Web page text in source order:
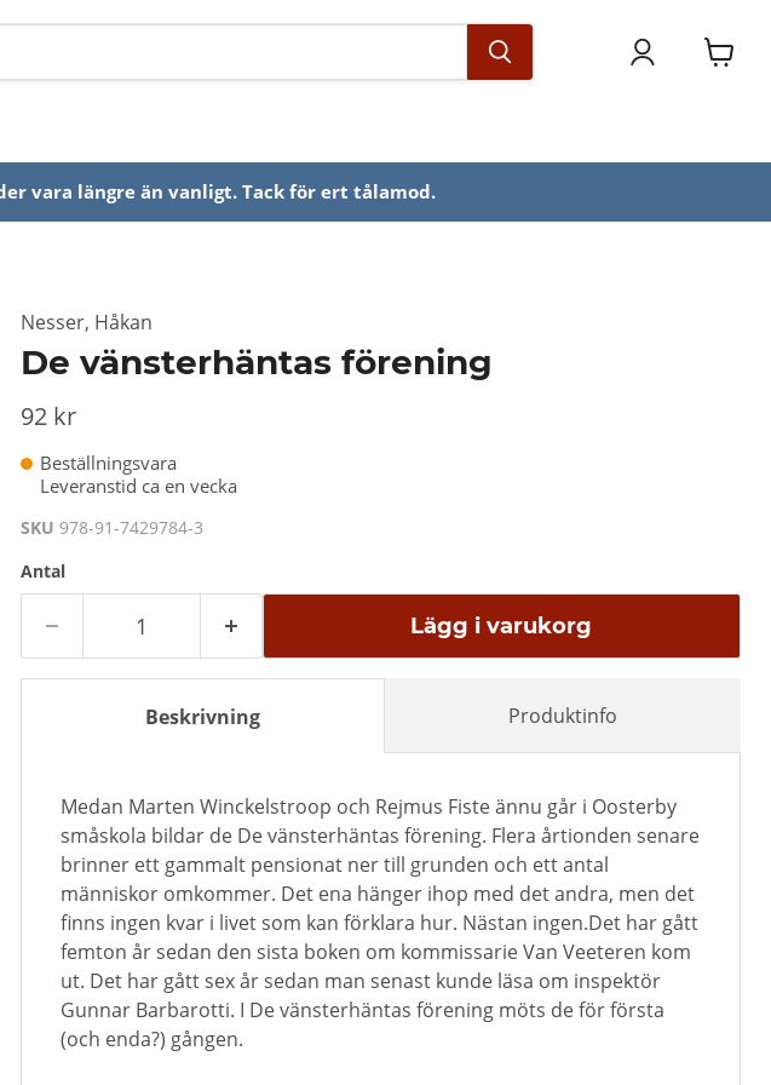
vara längre än vanligt. Tack för ert tålamod.
Nesser, Håkan
De vänsterhäntas förening
92 kr
Beställningsvara
Leveranstid ca en vecka
SKU 978-91-7429784-3
Antal
Lägg i varukorg
Beskrivning
Medan Marten Winckelstroop och Rejmus Fiste ännu går i Oosterby
småskola bildar de De vänsterhäntas förening. Flera årtionden senare
brinner ett gammalt pensionat ner till grunden och ett antal
människor omkommer. Det ena hänger ihop med det andra, men det
finns ingen kvar i livet som kan förklara hur. Nästan ingen.Det har gått
femton år sedan den sista boken om kommissarie Van Veeteren kom
ut. Det har gått sex år sedan man senast kunde läsa om inspektör
Gunnar Barbarotti. I De vänsterhäntas förening möts de för första
(och enda?) gången.
Produktinfo